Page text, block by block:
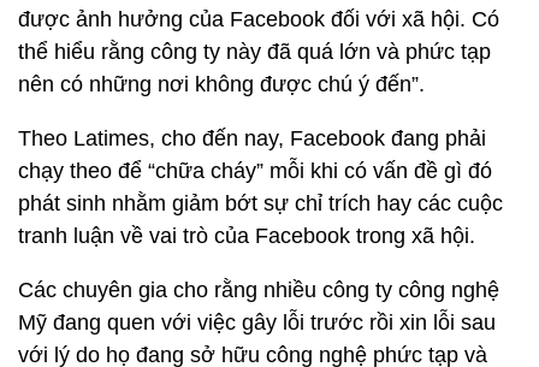
được ảnh hưởng của Facebook đối với xã hội. Có
thể hiểu rằng công ty này đã quá lớn và phức tạp
nên có những nơi không được chú ý đến”.
Theo Latimes, cho đến nay, Facebook đang phải
chạy theo để “chữa cháy” mỗi khi có vấn đề gì đó
phát sinh nhằm giảm bớt sự chỉ trích hay các cuộc
tranh luận về vai trò của Facebook trong xã hội.
Các chuyên gia cho rằng nhiều công ty công nghệ
Mỹ đang quen với việc gây lỗi trước rồi xin lỗi sau
với lý do họ đang sở hữu công nghệ phức tạp và